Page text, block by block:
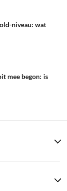
niveau: wat
mee begon: is